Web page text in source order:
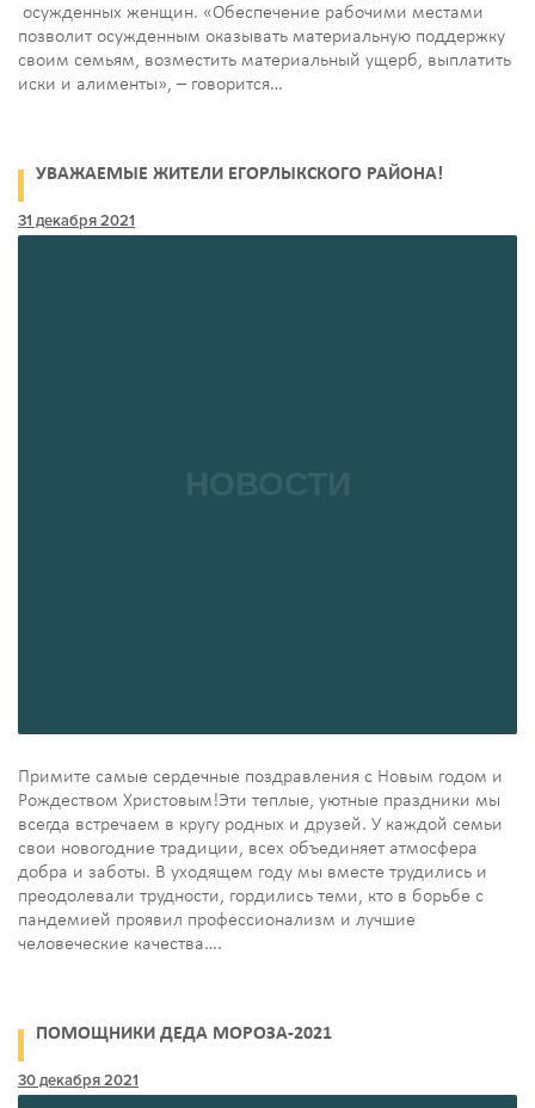
осужденных женщин. «Обеспечение рабочими местами
позволит осужденным оказывать материальную поддержку
своим семьям, возместить материальный ущерб, выплатить
иски и алименты», – говорится…
УВАЖАЕМЫЕ ЖИТЕЛИ ЕГОРЛЫКСКОГО РАЙОНА!
31 декабря 2021
Примите самые сердечные поздравления с Новым годом и
Рождеством Христовым!Эти теплые, уютные праздники мы
всегда встречаем в кругу родных и друзей. У каждой семьи
свои новогодние традиции, всех объединяет атмосфера
добра и заботы. В уходящем году мы вместе трудились и
преодолевали трудности, гордились теми, кто в борьбе с
пандемией проявил профессионализм и лучшие
человеческие качества….
ПОМОЩНИКИ ДЕДА МОРОЗА-2021
30 декабря 2021